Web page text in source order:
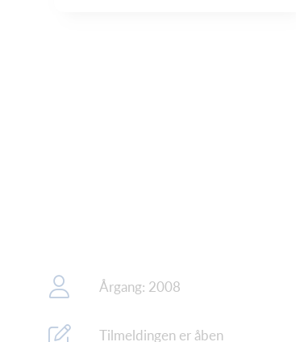
Årgang: 2008
Tilmeldingen er åben